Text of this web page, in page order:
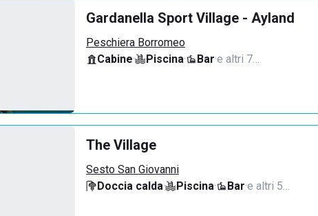
Gardanella Sport Village - Ayland
Peschiera Borromeo
Cabine· Piscina· Bar·e altri 7…
The Village
Sesto San Giovanni
Doccia calda· Piscina· Bar·e altri 5…